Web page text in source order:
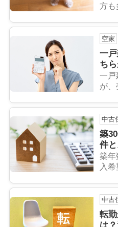
方も
空家
一
ち
に
一戸
が、
中古
築
件
説
築年
入
中古
転